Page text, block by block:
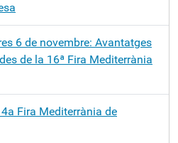
6 de novembre: Avantatges
de la 16ª Fira Mediterrània
Fira Mediterrània de